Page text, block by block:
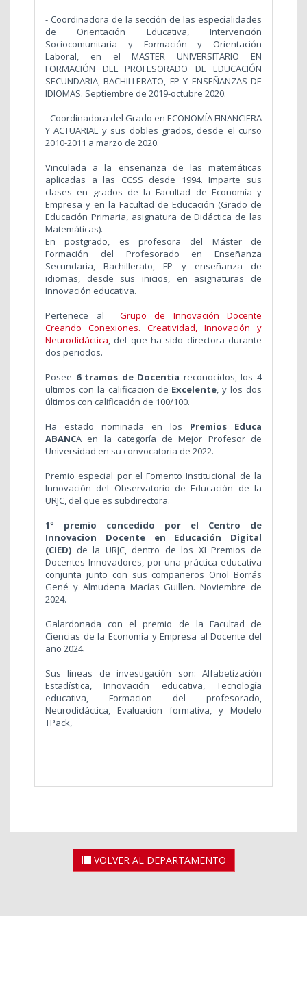
- Coordinadora de la sección de las especialidades
de Orientación Educativa, Intervención
Sociocomunitaria y Formación y Orientación
Laboral, en el MASTER UNIVERSITARIO EN
FORMACIÓN DEL PROFESORADO DE EDUCACIÓN
SECUNDARIA, BACHILLERATO, FP Y ENSEÑANZAS DE
IDIOMAS. Septiembre de 2019-octubre 2020.
- Coordinadora del Grado en ECONOMÍA FINANCIERA
Y ACTUARIAL y sus dobles grados, desde el curso
2010-2011 a marzo de 2020.
Vinculada a la enseñanza de las matemáticas
aplicadas a las CCSS desde 1994. Imparte sus
clases en grados de la Facultad de Economía y
Empresa y en la Facultad de Educación (Grado de
Educación Primaria, asignatura de Didáctica de las
Matemáticas).
En postgrado, es profesora del Máster de
Formación del Profesorado en Enseñanza
Secundaria, Bachillerato, FP y enseñanza de
idiomas, desde sus inicios, en asignaturas de
Innovación educativa.
Pertenece al Grupo de Innovación Docente
Creando Conexiones. Creatividad, Innovación y
Neurodidáctica, del que ha sido directora durante
dos periodos.
Posee 6 tramos de Docentia reconocidos, los 4
ultimos con la calificacion de Excelente, y los dos
últimos con calificación de 100/100.
Ha estado nominada en los Premios Educa
ABANCA en la categoría de Mejor Profesor de
Universidad en su convocatoria de 2022.
Premio especial por el Fomento Institucional de la
Innovación del Observatorio de Educación de la
URJC, del que es subdirectora.
1º premio concedido por el Centro de
Innovacion Docente en Educación Digital
(CIED) de la URJC, dentro de los XI Premios de
Docentes Innovadores, por una práctica educativa
conjunta junto con sus compañeros Oriol Borrás
Gené y Almudena Macías Guillen. Noviembre de
2024.
Galardonada con el premio de la Facultad de
Ciencias de la Economía y Empresa al Docente del
año 2024.
Sus lineas de investigación son: Alfabetización
Estadística, Innovación educativa, Tecnología
educativa, Formacion del profesorado,
Neurodidáctica, Evaluacion formativa, y Modelo
TPack,
VOLVER AL DEPARTAMENTO